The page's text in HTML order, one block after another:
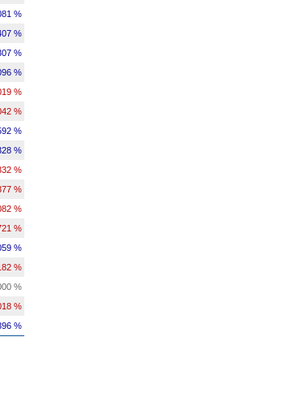
%
%
%
%
%
%
%
%
%
%
%
%
%
%
%
%
%